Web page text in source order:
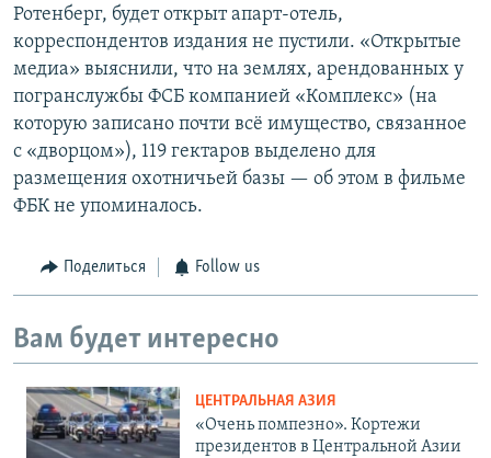
Ротенберг, будет открыт апарт-отель,
корреспондентов издания не пустили. «Открытые
медиа» выяснили, что на землях, арендованных у
погранслужбы ФСБ компанией «Комплекс» (на
которую записано почти всё имущество, связанное
с «дворцом»), 119 гектаров выделено для
размещения охотничьей базы — об этом в фильме
ФБК не упоминалось.
Поделиться Follow us
Вам будет интересно
ЦЕНТРАЛЬНАЯ АЗИЯ
«Очень помпезно». Кортежи
президентов в Центральной Азии